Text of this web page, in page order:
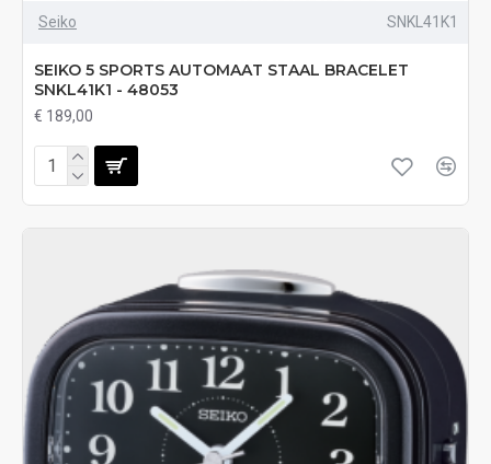
Seiko SNKL41K1
SEIKO 5 SPORTS AUTOMAAT STAAL BRACELET
SNKL41K1 - 48053
€ 189,00